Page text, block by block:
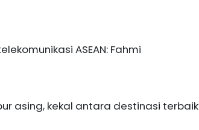
ASEAN: Fahmi
asing, kekal antara destinasi terbaik